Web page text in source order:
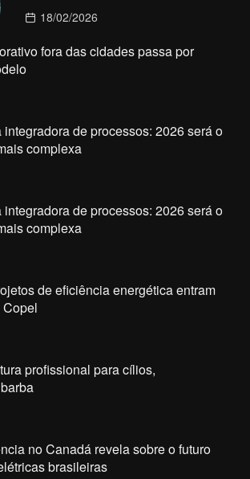
18/02/2026
fora das cidades passa por
integradora de processos: 2026 será o
complexa
integradora de processos: 2026 será o
complexa
de eficiência energética entram
profissional para cílios,
no Canadá revela sobre o futuro
brasileiras